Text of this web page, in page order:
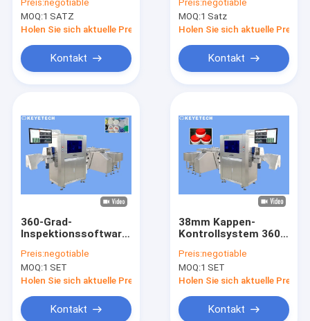
Inspektionsmaschine
mit KI-Vision-System
Preis:negotiable
MOQ:1 SATZ
Holen Sie sich aktuelle Preis
Kontakt
Sortierungssystem
Preis:negotiable
MOQ:1 Satz
Holen Sie sich aktuelle Preis
Kontakt
360-Grad-
Inspektionssoftware
Qualitätssicherung
von FMCG-
Kunststoffverpackungen
Preis:negotiable
MOQ:1 SET
Holen Sie sich aktuelle Preis
Kontakt
38mm Kappen-
Kontrollsystem 360
justierbarer
Geschwindigkeits-
Funktion
Preis:negotiable
MOQ:1 SET
Holen Sie sich aktuelle Preis
Kontakt